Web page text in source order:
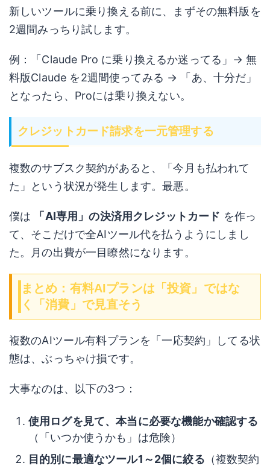
新しいツールに乗り換える前に、まずその無料版を
2週間みっちり試します。
例：「Claude Pro に乗り換えるか迷ってる」→ 無
料版Claude を2週間使ってみる → 「あ、十分だ」
となったら、Proには乗り換えない。
クレジットカード請求を一元管理する
複数のサブスク契約があると、「今月も払われて
た」という状況が発生します。最悪。
僕は 「AI専用」の決済用クレジットカード を作っ
て、そこだけで全AIツール代を払うようにしまし
た。月の出費が一目瞭然になります。
まとめ：有料AIプランは「投資」ではな
く「消費」で見直そう
複数のAIツール有料プランを「一応契約」してる状
態は、ぶっちゃけ損です。
大事なのは、以下の3つ：
使用ログを見て、本当に必要な機能か確認する
（「いつか使うかも」は危険）
目的別に最適なツール1～2個に絞る （複数契約